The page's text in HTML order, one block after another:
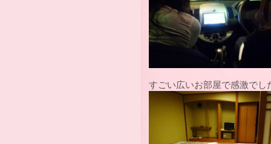
すごい広いお部屋で感激でし